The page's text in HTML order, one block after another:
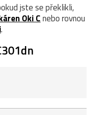
jste se překlikli,
Oki Cnebo rovnou
.